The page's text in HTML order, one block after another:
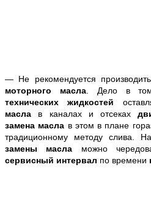
— Не рекомендуется
моторного масла. Дело в
технических жидкостей
масла в каналах и отсеках
замена масла в этом в плане
традиционному методу слива.
замены масла можно
сервисный интервал по времени